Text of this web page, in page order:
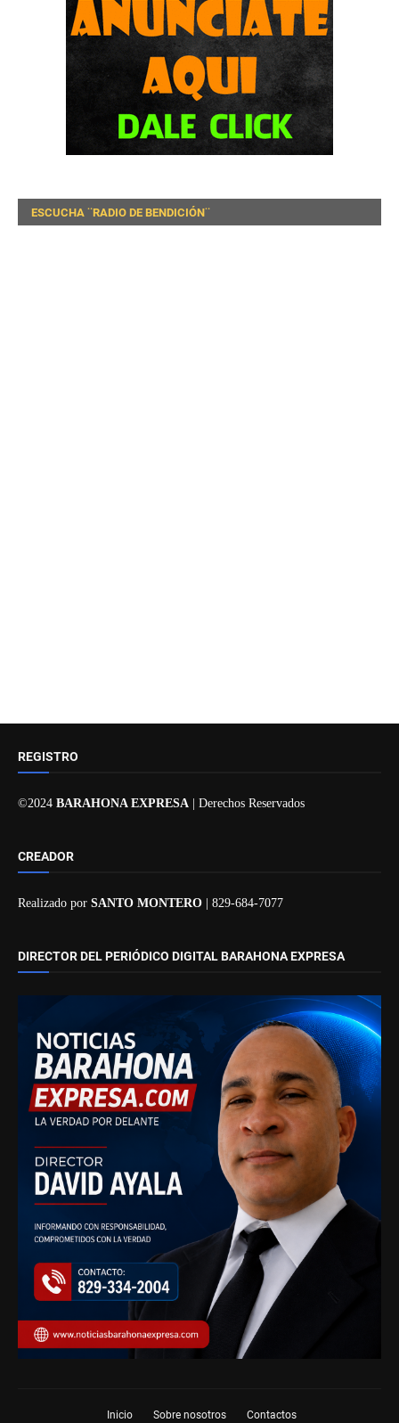
ESCUCHA ¨RADIO DE BENDICIÓN¨
REGISTRO
©2024 BARAHONA EXPRESA | Derechos Reservados
CREADOR
Realizado por SANTO MONTERO | 829-684-7077
DIRECTOR DEL PERIÓDICO DIGITAL BARAHONA EXPRESA
Inicio Sobre nosotros Contactos